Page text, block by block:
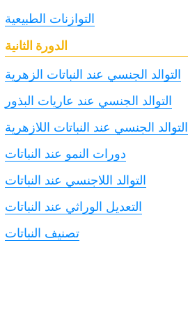
التوازنات الطبيعية
الدورة الثانية
التوالد الجنسي عند النباتات الزهرية
التوالد الجنسي عند عاريات البذور
التوالد الجنسي عند النباتات اللازهرية
دورات النمو عند النباتات
التوالد اللاجنسي عند النباتات
التعديل الوراثي عند النباتات
تصنيف النباتات